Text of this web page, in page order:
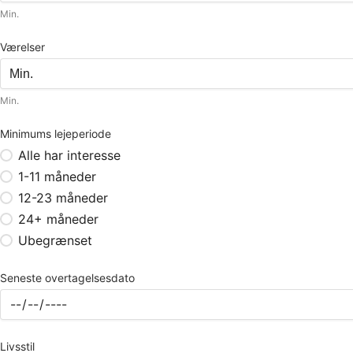
Min.
Værelser
Min.
Minimums lejeperiode
Alle har interesse
1-11 måneder
12-23 måneder
24+ måneder
Ubegrænset
Seneste overtagelsesdato
Livsstil